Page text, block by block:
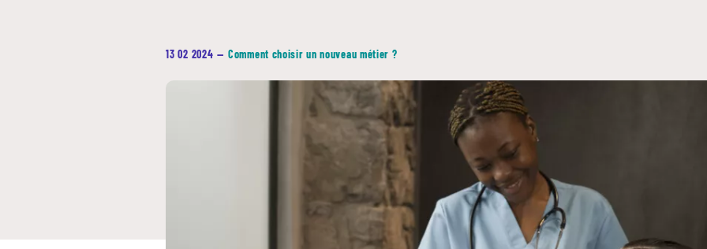
13 02 2024 — Comment choisir un nouveau métier ?